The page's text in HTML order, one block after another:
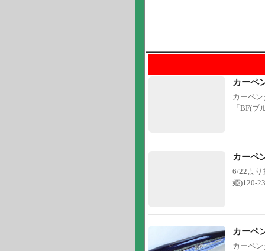
カーペ
カーペ
「BF(
カーペ
6/22より
姫)120-
カーペ
カーペ